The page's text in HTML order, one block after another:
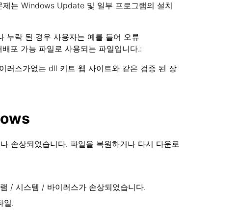
는 Windows Update 및 일부 프로그램의 설치
누락 된 경우 사용자는 예를 들어 오류
포 가능 파일로 사용되는 파일입니다.:
러스가없는 dll 키트 웹 사이트와 같은 검증 된 장
손상되었습니다. 파일을 복원하거나 다시 다운로
/ 시스템 / 바이러스가 손상되었습니다.
일.